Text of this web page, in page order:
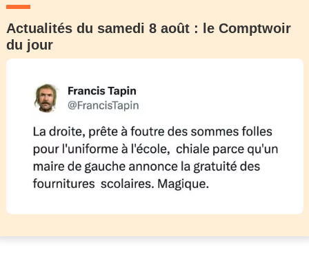
Actualités du samedi 8 août : le Comptwoir
du jour